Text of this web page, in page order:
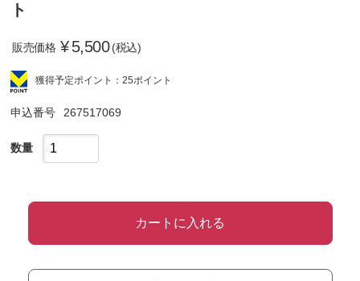
ト
販売価格 ¥5,500 (税込)
獲得予定ポイント：25ポイント
申込番号 267517069
数量
カートに入れる